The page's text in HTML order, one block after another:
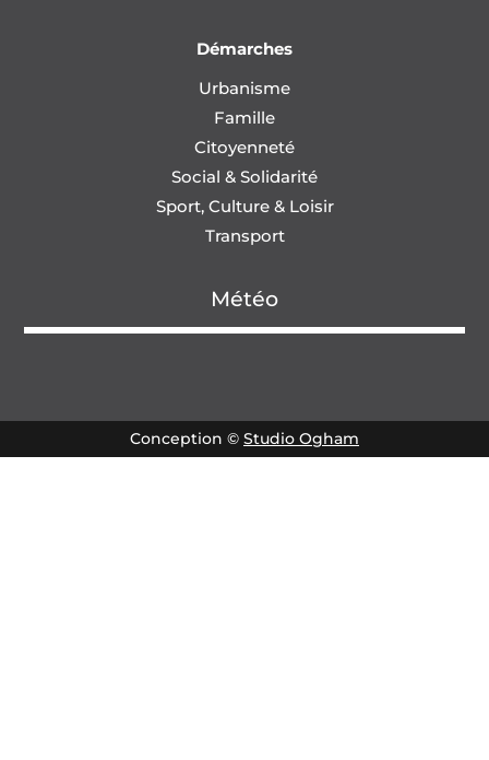
Démarches
Urbanisme
Famille
Citoyenneté
Social & Solidarité
Sport, Culture & Loisir
Transport
Météo
Conception © Studio Ogham